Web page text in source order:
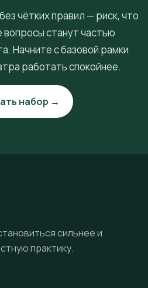
чётких правил — риск, что
вопросы станут частью
Начните с базовой рамки
работать спокойнее.
набор →
сильнее и
практику.